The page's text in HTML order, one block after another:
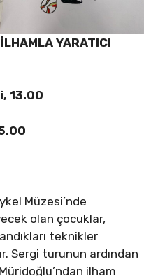
YARATICI
13.00
Müzesi’nde
olan çocuklar,
teknikler
Sergi turunun ardından
ilham